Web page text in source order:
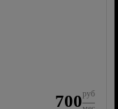
700руб